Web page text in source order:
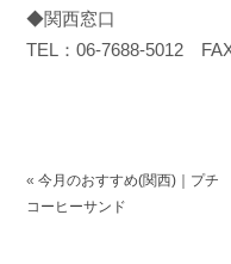
◆関西窓口
TEL：06-7688-5012
« 今月のおすすめ(関西)｜プチ
コーヒーサンド